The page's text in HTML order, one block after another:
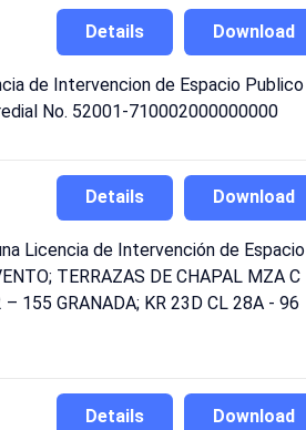
Download
Details
de Intervencion de Espacio Publico
No. 52001-710002000000000
Download
Details
Licencia de Intervención de Espacio
TERRAZAS DE CHAPAL MZA C
155 GRANADA; KR 23D CL 28A - 96
Download
Details